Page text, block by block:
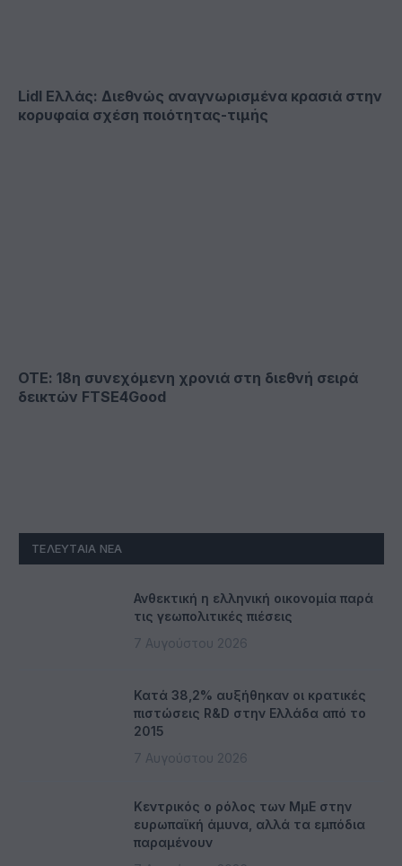
Lidl Ελλάς: Διεθνώς αναγνωρισμένα κρασιά στην
κορυφαία σχέση ποιότητας-τιμής
ΟΤΕ: 18η συνεχόμενη χρονιά στη διεθνή σειρά
δεικτών FTSE4Good
ΤΕΛΕΥΤΑΊΑ ΝΈΑ
Ανθεκτική η ελληνική οικονομία παρά
τις γεωπολιτικές πιέσεις
7 Αυγούστου 2026
Κατά 38,2% αυξήθηκαν οι κρατικές
πιστώσεις R&D στην Ελλάδα από το
2015
7 Αυγούστου 2026
Κεντρικός ο ρόλος των ΜμΕ στην
ευρωπαϊκή άμυνα, αλλά τα εμπόδια
παραμένουν